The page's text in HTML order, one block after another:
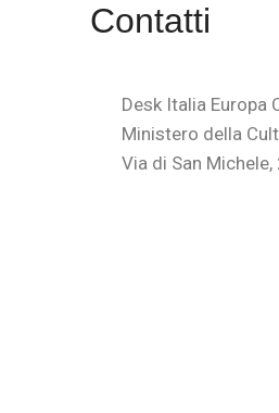
Contatti
Desk Italia Europa
Ministero della
Via di San